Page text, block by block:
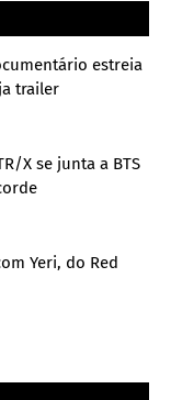
estreia
trailer
X se junta a BTS
Yeri, do Red